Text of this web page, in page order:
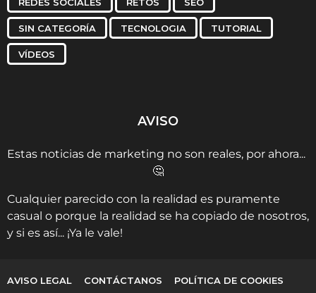
SIN CATEGORÍA TECNOLOGIA TUTORIAL
VÍDEOS
AVISO
Estas noticias de marketing no son reales, por ahora...
🤔
Cualquier parecido con la realidad es puramente
casual o porque la realidad se ha copiado de nosotros,
y si es así... ¡Ya le vale!
AVISO LEGAL CONTÁCTANOS POLÍTICA DE COOKIES